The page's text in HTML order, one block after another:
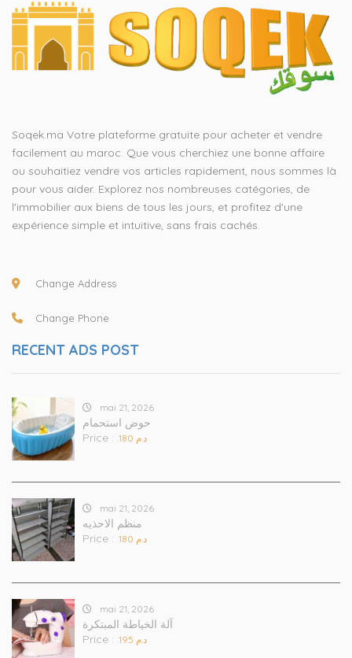
Soqek.ma Votre plateforme gratuite pour acheter et vendre
facilement au maroc. Que vous cherchiez une bonne affaire
ou souhaitiez vendre vos articles rapidement, nous sommes là
pour vous aider. Explorez nos nombreuses catégories, de
l'immobilier aux biens de tous les jours, et profitez d'une
expérience simple et intuitive, sans frais cachés.
Change Address
Change Phone
RECENT ADS POST
mai 21, 2026
حوض استحمام
Price :
.د.م 180
mai 21, 2026
منظم الاحذيه
Price :
.د.م 180
mai 21, 2026
آلة الخياطة المبتكرة
Price :
.د.م 195